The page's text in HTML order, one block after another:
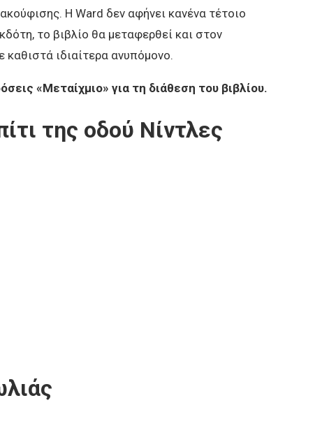
Η Ward δεν αφήνει κανένα τέτοιο
το βιβλίο θα μεταφερθεί και στον
ιδιαίτερα ανυπόμονο.
«Μεταίχμιο» για τη διάθεση του βιβλίου.
της οδού Νίντλες